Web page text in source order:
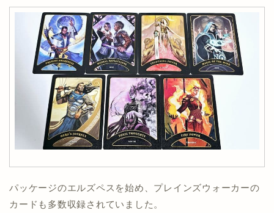
パッケージのエルズペスを始め、プレインズウォーカーの
カードも多数収録されていました。